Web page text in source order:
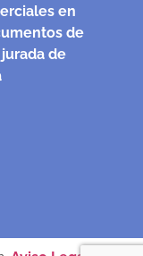
en
de
de